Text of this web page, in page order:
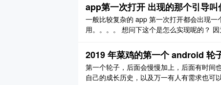
app第一次打开 出现的那个引导叫
一般比较复杂的 app 第一次打开都会出现
用。。。。 想问下这个是怎么实现呢的？
2019 年菜鸡的第一个 android 轮
第一个轮子，后面会慢慢加上，后面有时间
自己的成长历史，以及万一有人有需求也